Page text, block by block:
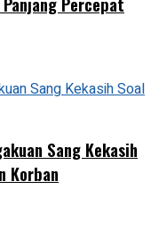
Sang Kekasih
Korban